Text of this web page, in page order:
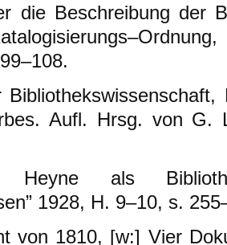
die Beschreibung der
Aufl. Hrsg. von G.
als
1928, H. 9–10, s.
von 1810, [w:] Vier